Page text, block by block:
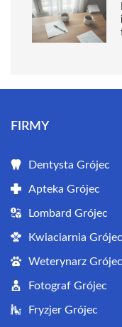
FIRMY
Dentysta Grójec
Apteka Grójec
Lombard Grójec
Kwiaciarnia Grójec
Weterynarz Grójec
Fotograf Grójec
Fryzjer Grójec